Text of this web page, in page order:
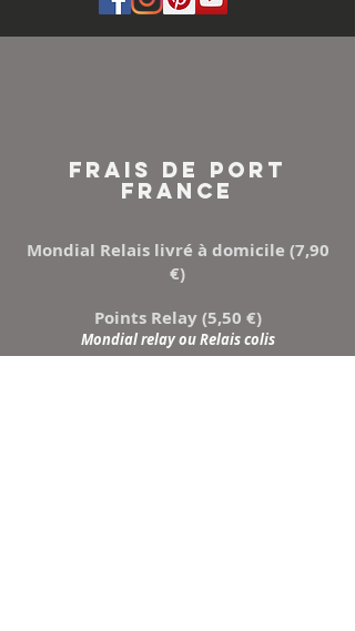
FRAIS DE PORT
FRANCE
Mondial Relais livré à domicile (7,90
€)
Points Relay (5,50 €)
Mondial relay ou Relais colis